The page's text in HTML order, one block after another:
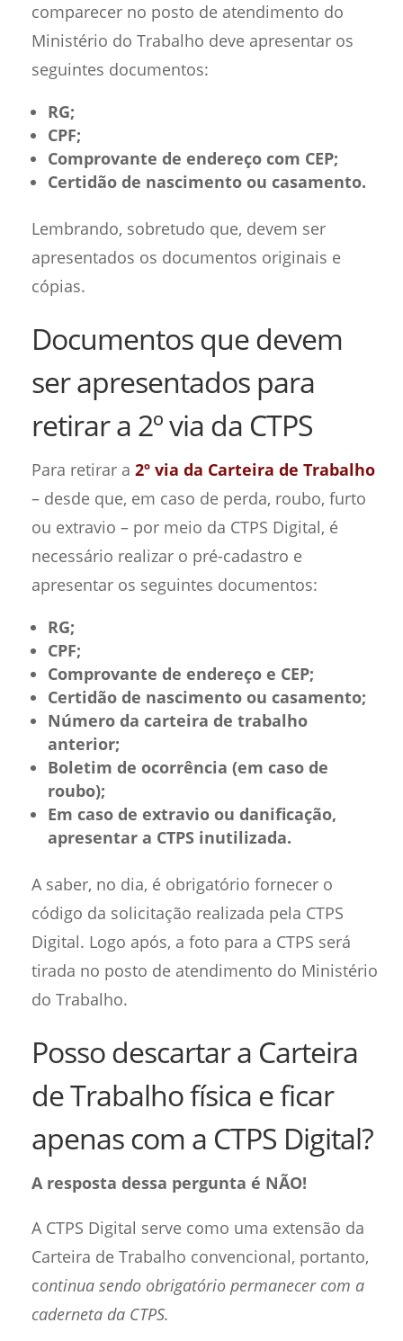
comparecer no posto de atendimento do
Ministério do Trabalho deve apresentar os
seguintes documentos:
RG;
CPF;
Comprovante de endereço com CEP;
Certidão de nascimento ou casamento.
Lembrando, sobretudo que, devem ser
apresentados os documentos originais e
cópias.
Documentos que devem
ser apresentados para
retirar a 2º via da CTPS
Para retirar a 2º via da Carteira de Trabalho
– desde que, em caso de perda, roubo, furto
ou extravio – por meio da CTPS Digital, é
necessário realizar o pré-cadastro e
apresentar os seguintes documentos:
RG;
CPF;
Comprovante de endereço e CEP;
Certidão de nascimento ou casamento;
Número da carteira de trabalho
anterior;
Boletim de ocorrência (em caso de
roubo);
Em caso de extravio ou danificação,
apresentar a CTPS inutilizada.
A saber, no dia, é obrigatório fornecer o
código da solicitação realizada pela CTPS
Digital. Logo após, a foto para a CTPS será
tirada no posto de atendimento do Ministério
do Trabalho.
Posso descartar a Carteira
de Trabalho física e ficar
apenas com a CTPS Digital?
A resposta dessa pergunta é NÃO!
A CTPS Digital serve como uma extensão da
Carteira de Trabalho convencional, portanto,
continua sendo obrigatório permanecer com a
caderneta da CTPS.